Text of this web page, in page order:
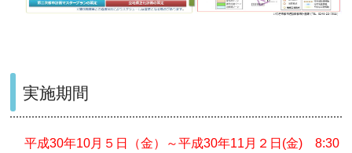
実施期間
平成30年10月５日（金）～平成30年11月２日(金) 8:30